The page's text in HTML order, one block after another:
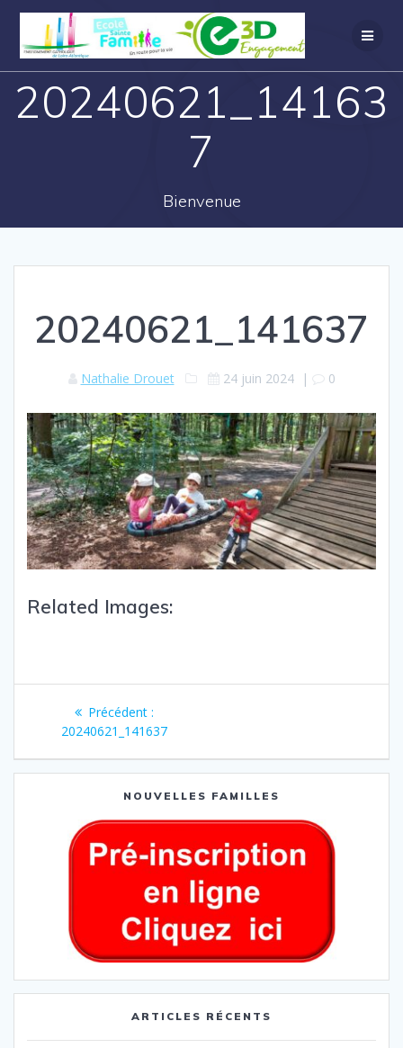
20240621_14163
7
Bienvenue
20240621_141637
Nathalie Drouet 24 juin 2024| 0
Related Images:
Précédent :
20240621_141637
NOUVELLES FAMILLES
ARTICLES RÉCENTS